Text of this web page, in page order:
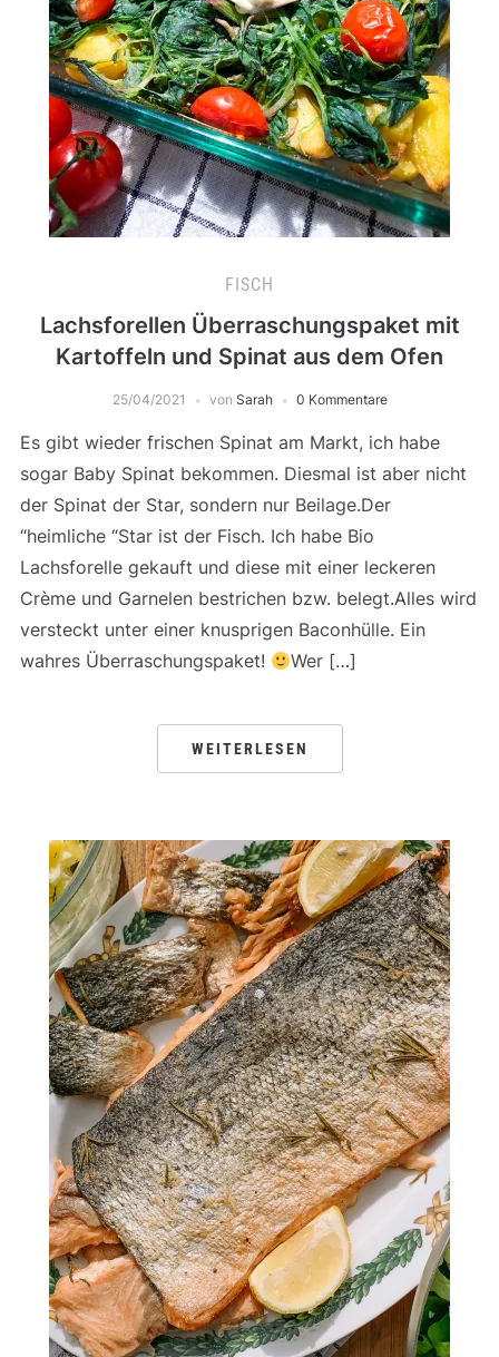
FISCH
Lachsforellen Überraschungspaket mit
Kartoffeln und Spinat aus dem Ofen
25/04/2021 von Sarah 0 Kommentare
Es gibt wieder frischen Spinat am Markt, ich habe
sogar Baby Spinat bekommen. Diesmal ist aber nicht
der Spinat der Star, sondern nur Beilage.Der
“heimliche “Star ist der Fisch. Ich habe Bio
Lachsforelle gekauft und diese mit einer leckeren
Crème und Garnelen bestrichen bzw. belegt.Alles wird
versteckt unter einer knusprigen Baconhülle. Ein
wahres Überraschungspaket!
Wer […]
WEITERLESEN